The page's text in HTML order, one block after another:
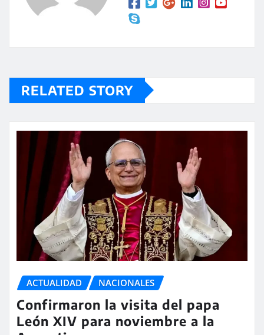
RELATED STORY
ACTUALIDAD NACIONALES
Confirmaron la visita del papa
León XIV para noviembre a la